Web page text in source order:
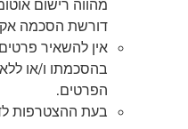
מהווה רישום
דורשת הסכמה
אין להשאיר
בהסכמתו ו/או
הפרטים.
בעת ההצטרפות